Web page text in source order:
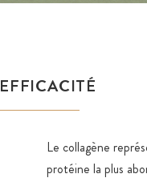
EFFICACITÉ
Le collagène
protéine la plus